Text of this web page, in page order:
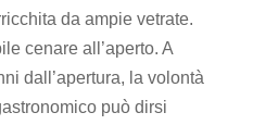
da ampie vetrate.
cenare all’aperto. A
dall’apertura, la volontà
può dirsi